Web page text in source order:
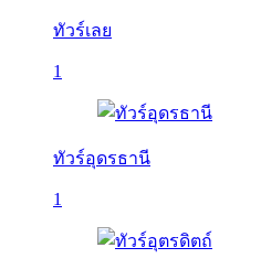
ทัวร์เลย
1
ทัวร์อุดรธานี
1